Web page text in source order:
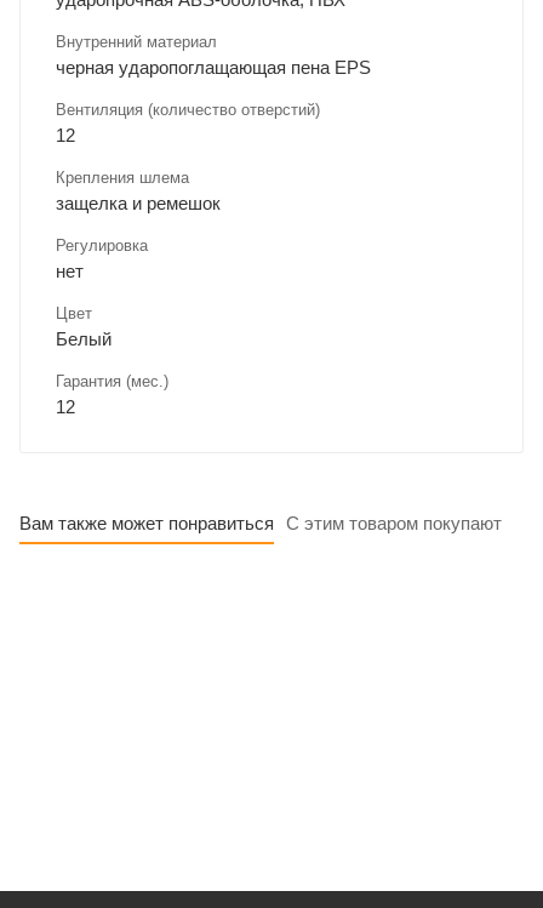
Внутренний материал
черная ударопоглащающая пена EPS
Вентиляция (количество отверстий)
12
Крепления шлема
защелка и ремешок
Регулировка
нет
Цвет
Белый
Гарантия (мес.)
12
Вам также может понравиться С этим товаром покупают